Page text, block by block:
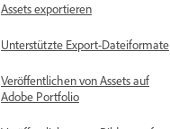
Assets exportieren
Unterstützte Export-Dateiformate
Veröffentlichen von Assets auf
Adobe Portfolio